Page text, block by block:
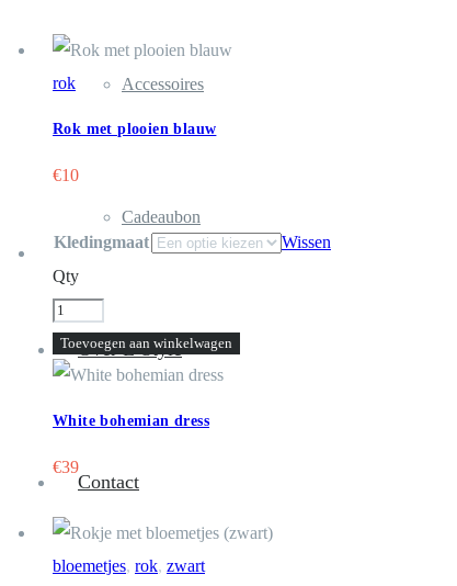
Accessoires
Cadeaubon
Over L-Style
Contact
rok
Rok met plooien blauw
€10
Kledingmaat
Wissen
Qty
White
bohemian
dress
Toevoegen aan winkelwagen
White bohemian dress
€39
bloemetjes, rok, zwart